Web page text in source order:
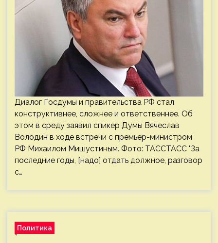
Диалог Госдумы и правительства РФ стал
конструктивнее, сложнее и ответственнее. Об
этом в среду заявил спикер Думы Вячеслав
Володин в ходе встречи с премьер-министром
РФ Михаилом Мишустиным. Фото: ТАССТАСС "За
последние годы, [надо] отдать должное, разговор
с…
Политика